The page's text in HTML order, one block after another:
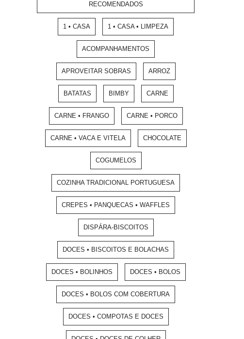
RECOMENDADOS
1 • CASA 1 • CASA • LIMPEZA
ACOMPANHAMENTOS
APROVEITAR SOBRAS ARROZ
BATATAS BIMBY CARNE
CARNE • FRANGO CARNE • PORCO
CARNE • VACA E VITELA CHOCOLATE
COGUMELOS
COZINHA TRADICIONAL PORTUGUESA
CREPES • PANQUECAS • WAFFLES
DISPÁRA-BISCOITOS
DOCES • BISCOITOS E BOLACHAS
DOCES • BOLINHOS DOCES • BOLOS
DOCES • BOLOS COM COBERTURA
DOCES • COMPOTAS E DOCES